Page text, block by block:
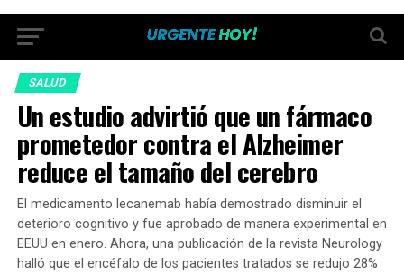
SALUD
Un estudio advirtió que un fármaco
prometedor contra el Alzheimer
reduce el tamaño del cerebro
El medicamento lecanemab había demostrado disminuir el
deterioro cognitivo y fue aprobado de manera experimental en
EEUU en enero. Ahora, una publicación de la revista Neurology
halló que el encéfalo de los pacientes tratados se redujo 28%